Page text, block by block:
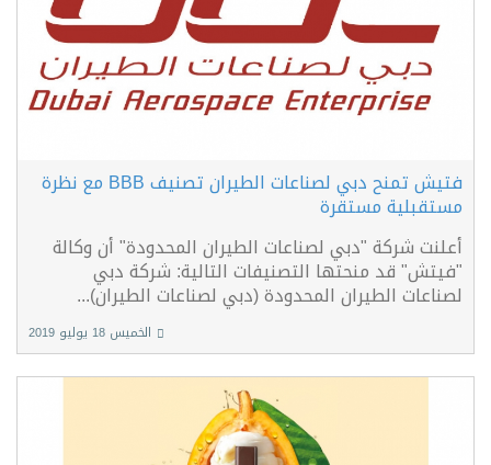
فتيش تمنح دبي لصناعات الطيران تصنيف BBB مع نظرة
مستقبلية مستقرة
أعلنت شركة "دبي لصناعات الطيران المحدودة" أن وكالة
"فيتش" قد منحتها التصنيفات التالية: شركة دبي
لصناعات الطيران المحدودة (دبي لصناعات الطيران)...
الخميس 18 يوليو 2019